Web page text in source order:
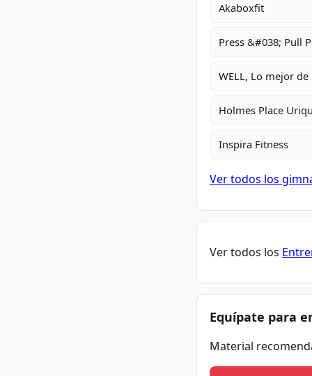
Akaboxfit
Press &#038; Pull
WELL, Lo mejor
Holmes Place
Inspira Fitness
Ver todos los
Ver todos los
Equípate para
Material